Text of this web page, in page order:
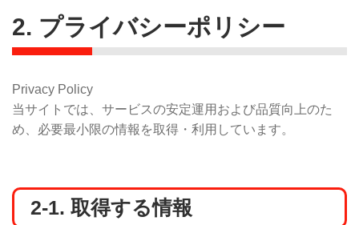
2. プライバシーポリシー
Privacy Policy
当サイトでは、サービスの安定運用および品質向上のた
め、必要最小限の情報を取得・利用しています。
2-1. 取得する情報